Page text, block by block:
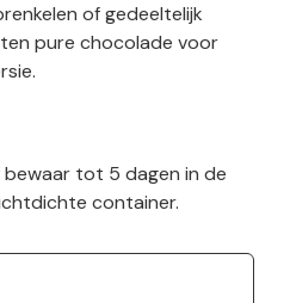
of gedeeltelijk
pure chocolade voor
tot 5 dagen in de
container.